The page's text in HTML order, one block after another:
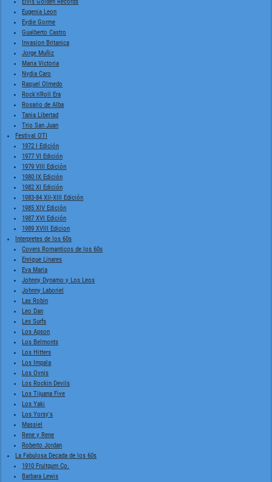
Elvis Golden Records
Eugenia Leon
Eydie Gorme
Gualberto Castro
Invasion Britanica
Jorge Muñiz
Maria Victoria
Nydia Caro
Raquel Olmedo
Rock'n'Roll Era
Rosario de Alba
Tania Libertad
Trio San Juan
Festival OTI
1972 I Edición
1977 VI Edición
1979 VIII Edición
1980 IX Edición
1982 XI Edición
1983-84 XII-XIII Edición
1985 XIV Edición
1987 XVI Edición
1989 XVIII Edicion
Interpretes de los 60s
Covers Romanticos de los 60s
Enrique Linares
Eva Maria
Johnny Dynamo y Los Leos
Johnny Laboriel
Las Robin
Leo Dan
Les Surfs
Los Apson
Los Belmonts
Los Hitters
Los Impala
Los Ovnis
Los Rockin Devils
Los Tijuana Five
Los Yaki
Los Yorsy's
Massiel
Rene y Rene
Roberto Jordan
La Fabulosa Decada de los 60s
1910 Fruitgum Co.
Barbara Lewis